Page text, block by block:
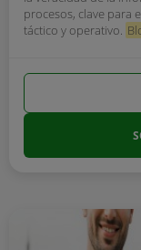
procesos, clave para
táctico y operativo.